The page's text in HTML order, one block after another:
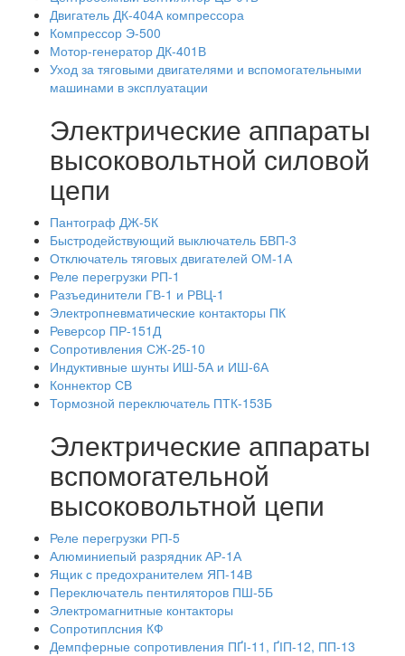
Двигатель ДК-404А компрессора
Компрессор Э-500
Мотор-генератор ДК-401В
Уход за тяговыми двигателями и вспомогательными
машинами в эксплуатации
Электрические аппараты
высоковольтной силовой
цепи
Пантограф ДЖ-5К
Быстродействующий выключатель БВП-3
Отключатель тяговых двигателей ОМ-1А
Реле перегрузки РП-1
Разъединители ГВ-1 и РВЦ-1
Электропневматические контакторы ПК
Реверсор ПР-151Д
Сопротивления СЖ-25-10
Индуктивные шунты ИШ-5А и ИШ-6А
Коннектор СВ
Тормозной переключатель ПТК-153Б
Электрические аппараты
вспомогательной
высоковольтной цепи
Реле перегрузки РП-5
Алюминиепый разрядник АР-1А
Ящик с предохранителем ЯП-14В
Переключатель пентиляторов ПШ-5Б
Электромагнитные контакторы
Сопротиплсния КФ
Демпферные сопротивления ПҐІ-11, ҐІП-12, ПП-13